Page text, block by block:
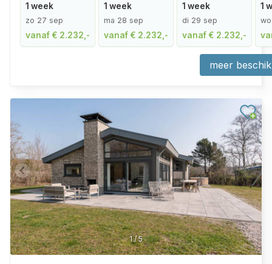
1/5
1 week
zo 27 sep
vanaf € 2.232,-
1 week
ma 28 sep
vanaf € 2.232,-
1 week
di 29 sep
vanaf € 2.232,-
1
meer